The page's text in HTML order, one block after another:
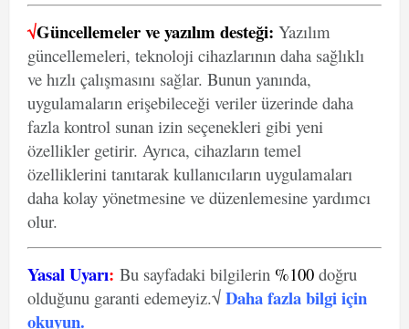
√Güncellemeler ve yazılım desteği: Yazılım
güncellemeleri, teknoloji cihazlarının daha sağlıklı
ve hızlı çalışmasını sağlar. Bunun yanında,
uygulamaların erişebileceği veriler üzerinde daha
fazla kontrol sunan izin seçenekleri gibi yeni
özellikler getirir. Ayrıca, cihazların temel
özelliklerini tanıtarak kullanıcıların uygulamaları
daha kolay yönetmesine ve düzenlemesine yardımcı
olur.
Yasal Uyarı: Bu sayfadaki bilgilerin %100 doğru
olduğunu garanti edemeyiz.√ Daha fazla bilgi için
okuyun.